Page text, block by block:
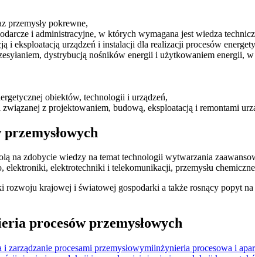
przemysły pokrewne,
i administracyjne, w których wymagana jest wiedza
i eksploatacją urządzeń i instalacji dla realizacji procesów
dystrybucją nośników energii i użytkowaniem energii,
obiektów, technologii i urządzeń,
związanej z projektowaniem, budową, eksploatacją i remontami
na zdobycie wiedzy na temat technologii wytwarzania
elektrotechniki i telekomunikacji, przemysłu
krajowej i światowej gospodarki a także rosnący popyt
procesów przemysłowych
i zarządzanie procesami przemysłowymiinżynieria procesowa i